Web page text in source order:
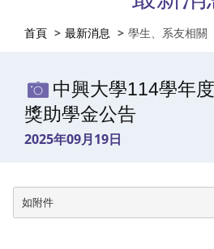
首頁 最新消息 學生、系友相關
中興大學114學年
獎助學金公告
2025年09月19日
如附件